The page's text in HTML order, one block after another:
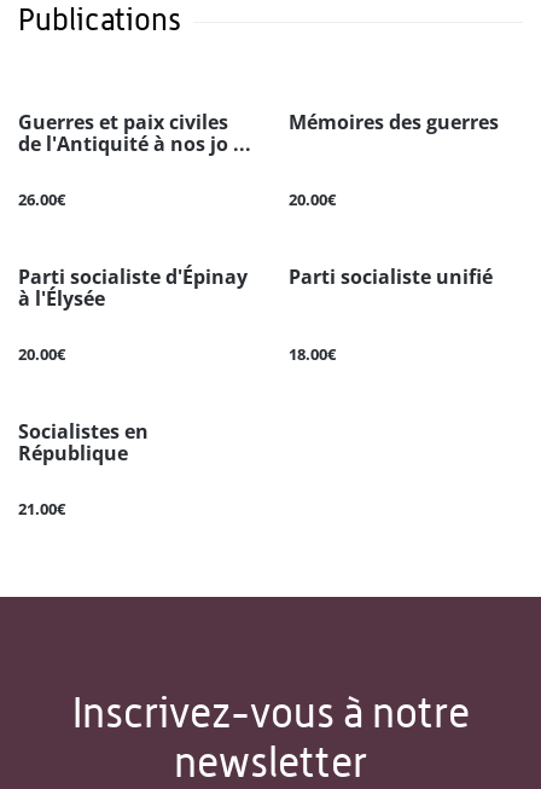
Publications
Guerres et paix civiles
de l'Antiquité à nos jo ...
26.00€
Mémoires des guerres
20.00€
Parti socialiste d'Épinay
à l'Élysée
20.00€
Parti socialiste unifié
18.00€
Socialistes en
République
21.00€
Inscrivez-vous à notre
newsletter